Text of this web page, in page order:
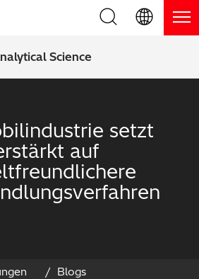
Science
Handgeräte
English (EN)
日本語 (JP)
setzt
auf
Blogs